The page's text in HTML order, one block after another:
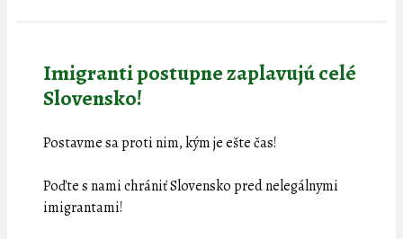
Imigranti postupne zaplavujú celé
Slovensko!
Postavme sa proti nim, kým je ešte čas!
Poďte s nami chrániť Slovensko pred nelegálnymi
imigrantami!